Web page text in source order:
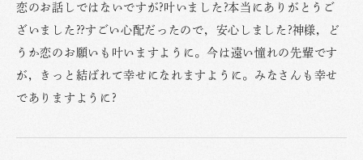
恋のお話しではないですが?叶いました?本当にありがとうご
ざいました??すごい心配だったので，安心しました?神様，ど
うか恋のお願いも叶いますように。今は遠い憧れの先輩です
が，きっと結ばれて幸せになれますように。みなさんも幸せ
でありますように?